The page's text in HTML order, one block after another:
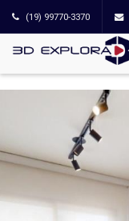
(19) 99770-3370